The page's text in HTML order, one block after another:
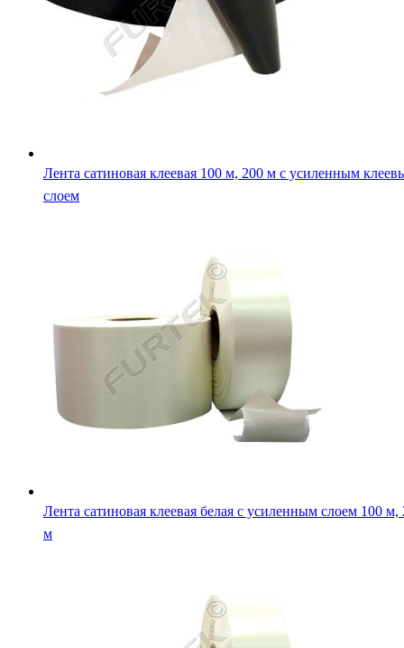
Лента сатиновая клеевая белая с усиленным слоем 100 м,
Лента сатиновая клеевая белая на толстой подложке 100